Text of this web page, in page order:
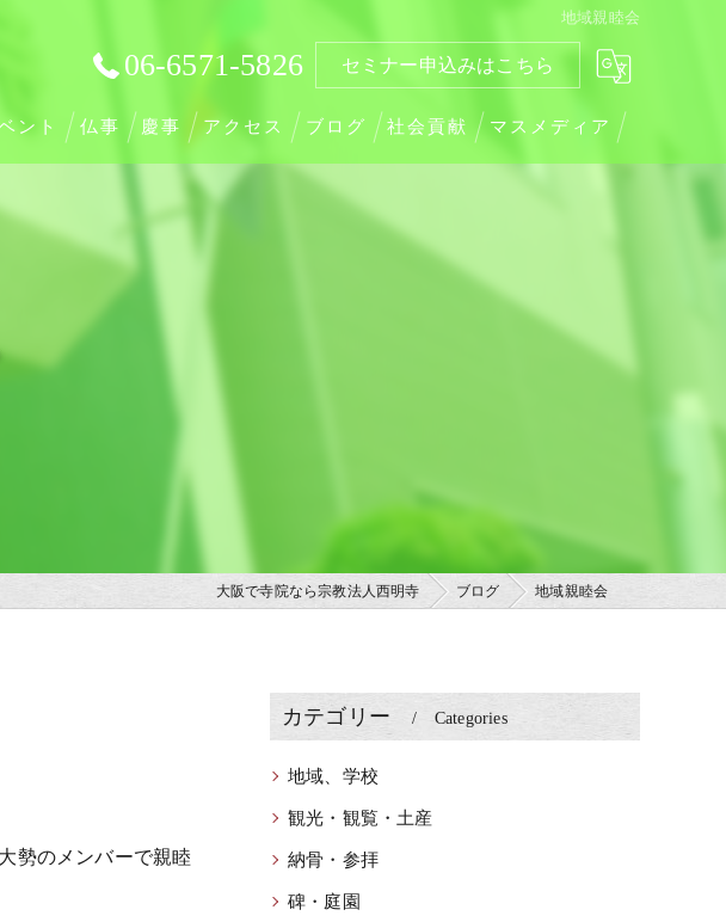
地域親睦会
06-6571-5826 セミナー申込みはこちら
ント 仏事 慶事 アクセス ブログ 社会貢献 マスメディア
大阪で寺院なら宗教法人西明寺 ブログ 地域親睦会
勢のメンバーで親睦
カテゴリー Categories
地域、学校
観光・観覧・土産
納骨・参拝
碑・庭園